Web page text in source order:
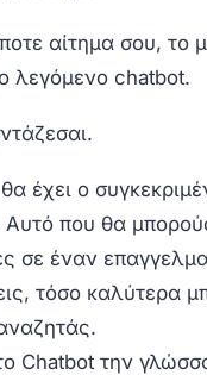
αίτημα σου, το
λεγόμενο chatbot.
έχει ο
που θα
σε έναν
τόσο καλύτερα
Chatbot την